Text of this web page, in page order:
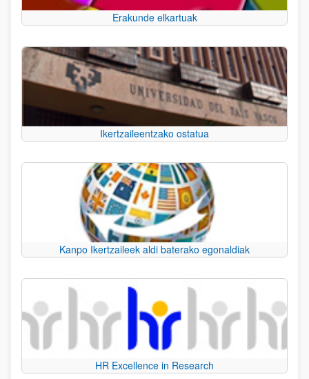
Erakunde elkartuak
Ikertzaileentzako ostatua
Kanpo Ikertzaileek aldi baterako egonaldiak
HR Excellence in Research